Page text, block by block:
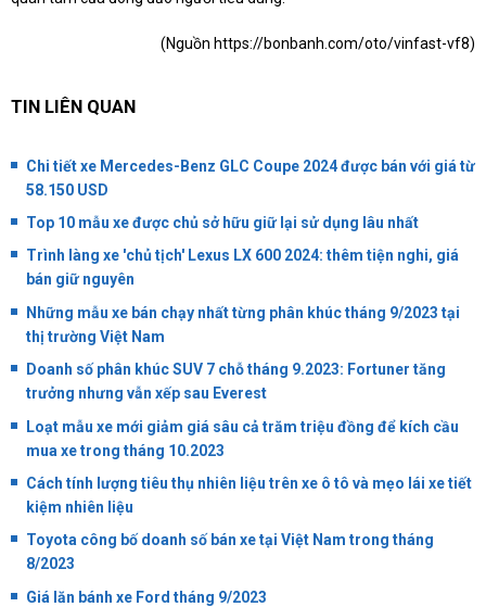
(Nguồn https://bonbanh.com/oto/vinfast-vf8)
TIN LIÊN QUAN
Chi tiết xe Mercedes-Benz GLC Coupe 2024 được bán với giá từ
58.150 USD
Top 10 mẫu xe được chủ sở hữu giữ lại sử dụng lâu nhất
Trình làng xe 'chủ tịch' Lexus LX 600 2024: thêm tiện nghi, giá
bán giữ nguyên
Những mẫu xe bán chạy nhất từng phân khúc tháng 9/2023 tại
thị trường Việt Nam
Doanh số phân khúc SUV 7 chỗ tháng 9.2023: Fortuner tăng
trưởng nhưng vẫn xếp sau Everest
Loạt mẫu xe mới giảm giá sâu cả trăm triệu đồng để kích cầu
mua xe trong tháng 10.2023
Cách tính lượng tiêu thụ nhiên liệu trên xe ô tô và mẹo lái xe tiết
kiệm nhiên liệu
Toyota công bố doanh số bán xe tại Việt Nam trong tháng
8/2023
Giá lăn bánh xe Ford tháng 9/2023